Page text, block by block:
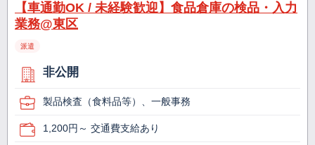
【車通勤OK / 未経験歓迎】食品倉庫の検品・入力
業務@東区
派遣
非公開
製品検査（食料品等）、一般事務
1,200円～ 交通費支給あり